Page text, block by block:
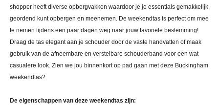
shopper heeft diverse opbergvakken waardoor je je essentials gemakkelijk
geordend kunt opbergen en meenemen. De weekendtas is perfect om mee
te nemen tijdens een paar dagen weg naar jouw favoriete bestemming!
Draag de tas elegant aan je schouder door de vaste handvatten of maak
gebruik van de afneembare en verstelbare schouderband voor een wat
casualere look. Zien we jou binnenkort op pad gaan met deze Buckingham
weekendtas?
De eigenschappen van deze weekendtas zijn: